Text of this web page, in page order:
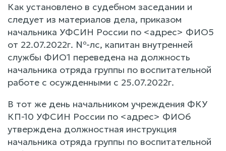
Как установлено в судебном заседании и
следует из материалов дела, приказом
начальника УФСИН России по <адрес> ФИО5
от 22.07.2022г. №-лс, капитан внутренней
службы ФИО1 переведена на должность
начальника отряда группы по воспитательной
работе с осужденными с 25.07.2022г.
В тот же день начальником учреждения ФКУ
КП-10 УФСИН России по <адрес> ФИО6
утверждена должностная инструкция
начальника отряда группы по воспитательной